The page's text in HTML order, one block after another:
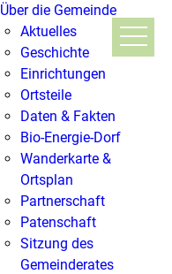
Über die Gemeinde
Aktuelles
Geschichte
Einrichtungen
Ortsteile
Daten & Fakten
Bio-Energie-Dorf
Wanderkarte &
Ortsplan
Partnerschaft
Patenschaft
Sitzung des
Gemeinderates